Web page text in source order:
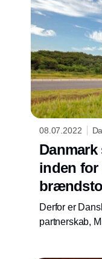
08.07.2022
inden for
Derfor er
partnerskab,